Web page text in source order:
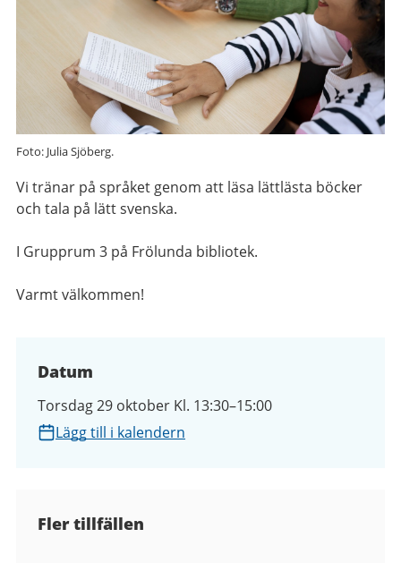
Foto: Julia Sjöberg.
Vi tränar på språket genom att läsa lättlästa böcker
och tala på lätt svenska.
I Grupprum 3 på Frölunda bibliotek.
Varmt välkommen!
Datum
Torsdag 29 oktober Kl. 13:30–15:00
Lägg till i kalendern
Fler tillfällen